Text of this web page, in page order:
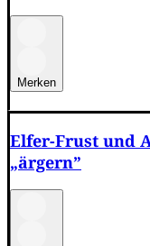
Merken
Elfer-Frust und
„ärgern”